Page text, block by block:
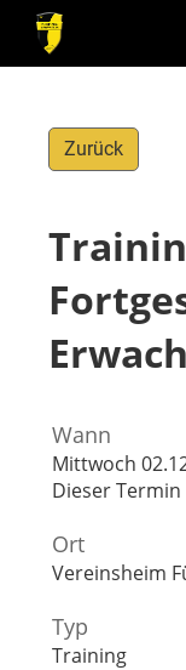
Zurück
Wann
Mittwoch
Dieser
Ort
Vereinsheim
Typ
Training